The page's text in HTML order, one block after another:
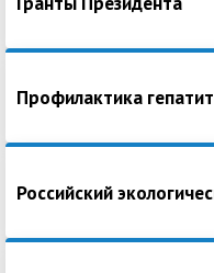
Профилактика
Российский